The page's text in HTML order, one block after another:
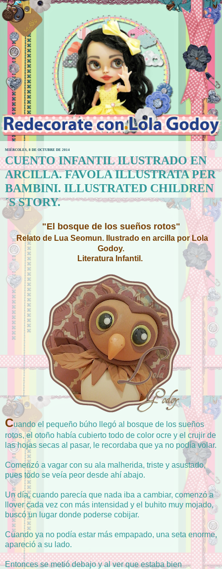
MIÉRCOLES, 8 DE OCTUBRE DE 2014
CUENTO INFANTIL ILUSTRADO EN
ARCILLA. FAVOLA ILLUSTRATA PER
BAMBINI. ILLUSTRATED CHILDREN
´S STORY.
"El bosque de los sueños rotos"
Relato de Lua Seomun. Ilustrado en arcilla por Lola
Godoy.
Literatura Infantil.
Cuando el pequeño búho llegó al bosque de los sueños
rotos, el otoño había cubierto todo de color ocre y el crujir de
las hojas secas al pasar, le recordaba que ya no podía volar.
Comenzó a vagar con su ala malherida, triste y asustado,
pues todo se veía peor desde ahí abajo.
Un día, cuando parecía que nada iba a cambiar, comenzó a
llover cada vez con más intensidad y el buhito muy mojado,
buscó un lugar donde poderse cobijar.
Cuando ya no podía estar más empapado, una seta enorme,
apareció a su lado.
Entonces se metió debajo y al ver que estaba bien